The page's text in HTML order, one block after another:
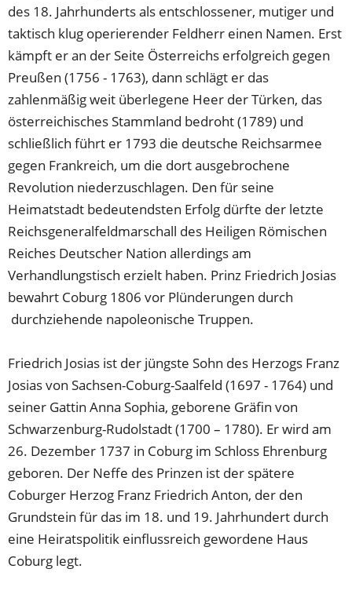
des 18. Jahrhunderts als entschlossener, mutiger und
taktisch klug operierender Feldherr einen Namen. Erst
kämpft er an der Seite Österreichs erfolgreich gegen
Preußen (1756 - 1763), dann schlägt er das
zahlenmäßig weit überlegene Heer der Türken, das
österreichisches Stammland bedroht (1789) und
schließlich führt er 1793 die deutsche Reichsarmee
gegen Frankreich, um die dort ausgebrochene
Revolution niederzuschlagen. Den für seine
Heimatstadt bedeutendsten Erfolg dürfte der letzte
Reichsgeneralfeldmarschall des Heiligen Römischen
Reiches Deutscher Nation allerdings am
Verhandlungstisch erzielt haben. Prinz Friedrich Josias
bewahrt Coburg 1806 vor Plünderungen durch
durchziehende napoleonische Truppen.
Friedrich Josias ist der jüngste Sohn des Herzogs Franz
Josias von Sachsen-Coburg-Saalfeld (1697 - 1764) und
seiner Gattin Anna Sophia, geborene Gräfin von
Schwarzenburg-Rudolstadt (1700 – 1780). Er wird am
26. Dezember 1737 in Coburg im Schloss Ehrenburg
geboren. Der Neffe des Prinzen ist der spätere
Coburger Herzog Franz Friedrich Anton, der den
Grundstein für das im 18. und 19. Jahrhundert durch
eine Heiratspolitik einflussreich gewordene Haus
Coburg legt.